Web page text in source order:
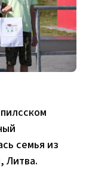
семья из
Литва.